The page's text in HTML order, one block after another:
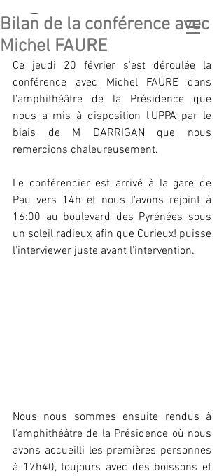
GÉOLATITUDE
GEOLOGICAL ASSOCIATION
Bilan de la conférence avec
Michel FAURE
Ce jeudi 20 février s'est déroulée la
conférence avec Michel FAURE dans
l'amphithéâtre de la Présidence que
nous a mis à disposition l'UPPA par le
biais de M DARRIGAN que nous
remercions chaleureusement.
Le conférencier est arrivé à la gare de
Pau vers 14h et nous l'avons rejoint à
16:00 au boulevard des Pyrénées sous
un soleil radieux afin que Curieux! puisse
l'interviewer juste avant l'intervention.
Nous nous sommes ensuite rendus à
l'amphithéâtre de la Présidence où nous
avons accueilli les premières personnes
à 17h40, toujours avec des boissons et